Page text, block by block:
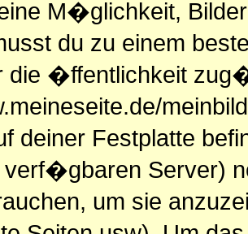
M�glichkeit,
du zu einem
�ffentlichkeit
deiner Festplatte
Server)
um sie